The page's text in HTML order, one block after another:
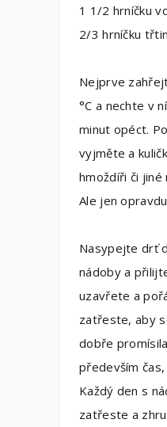
1 1/2 hrníčku
2/3 hrníčku
Nejprve
°C a nechte v
minut opéct.
vyjměte a
hmoždíři či
Ale jen
Nasypejte drť
nádoby a
uzavřete a
zatřeste, aby
dobře
především
Každý den s
zatřeste a